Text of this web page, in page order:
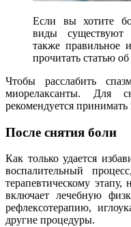
Если вы хотите
виды существуют
также правильное
прочитать статью
Чтобы расслабить
миорелаксанты. Для
рекомендуется принимать
После снятия боли
Как только удается
воспалительный
терапевтическому
включает лечебную
рефлексотерапию,
другие процедуры.